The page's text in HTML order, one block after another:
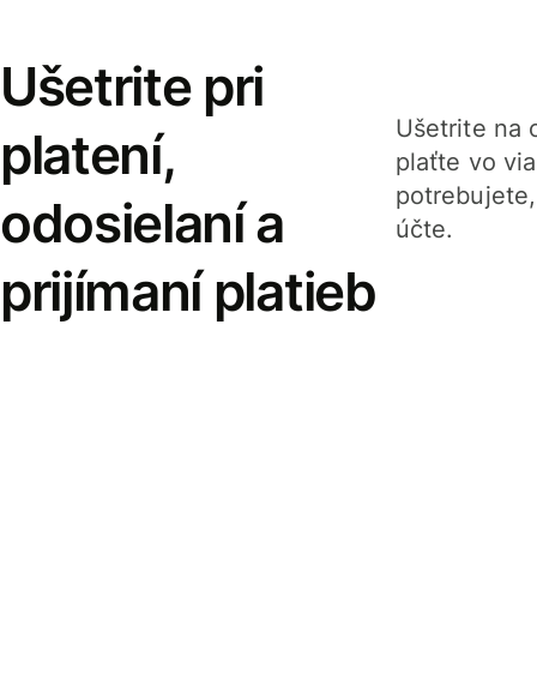
Ušetrite pri
platení,
odosielaní a
prijímaní platieb
Ušetrite na
plaťte vo
účte.